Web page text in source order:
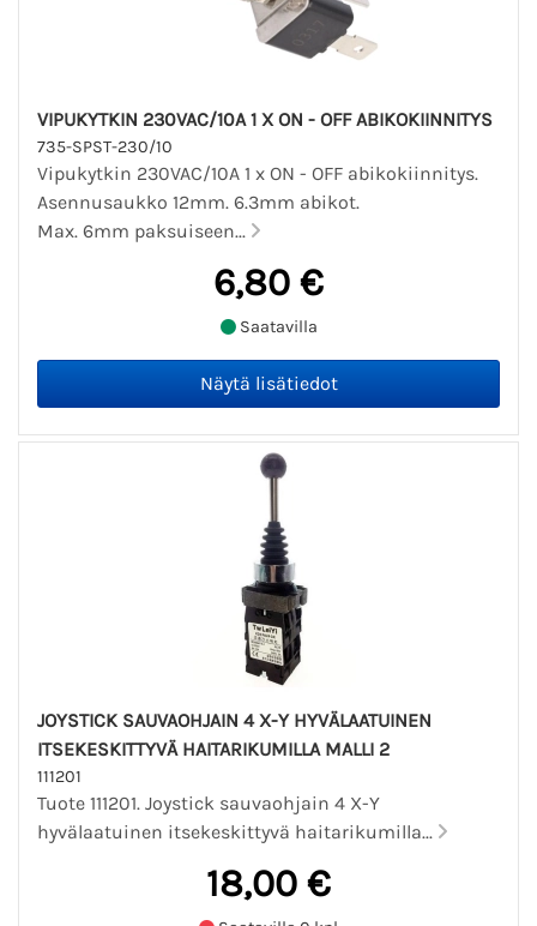
VIPUKYTKIN 230VAC/10A 1 X ON - OFF ABIKOKIINNITYS
735-SPST-230/10
Vipukytkin 230VAC/10A 1 x ON - OFF abikokiinnitys.
Asennusaukko 12mm. 6.3mm abikot.
Max. 6mm paksuiseen...
6,80 €
Saatavilla
JOYSTICK SAUVAOHJAIN 4 X-Y HYVÄLAATUINEN
ITSEKESKITTYVÄ HAITARIKUMILLA MALLI 2
111201
Tuote 111201. Joystick sauvaohjain 4 X-Y
hyvälaatuinen itsekeskittyvä haitarikumilla...
18,00 €